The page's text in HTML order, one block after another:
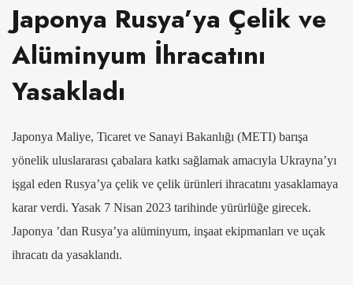
Japonya Rusya’ya Çelik ve
Alüminyum İhracatını
Yasakladı
Japonya Maliye, Ticaret ve Sanayi Bakanlığı (METI) barışa
yönelik uluslararası çabalara katkı sağlamak amacıyla Ukrayna’yı
işgal eden Rusya’ya çelik ve çelik ürünleri ihracatını yasaklamaya
karar verdi. Yasak 7 Nisan 2023 tarihinde yürürlüğe girecek.
Japonya ’dan Rusya’ya alüminyum, inşaat ekipmanları ve uçak
ihracatı da yasaklandı.